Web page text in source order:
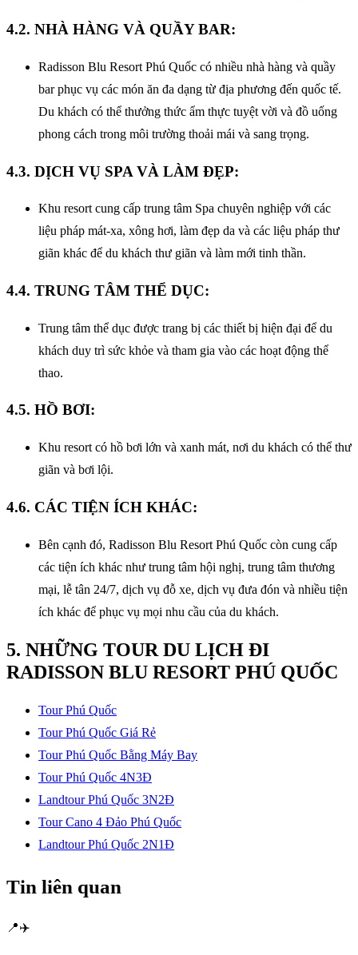
4.2. NHÀ HÀNG VÀ QUẦY BAR:
Radisson Blu Resort Phú Quốc có nhiều nhà hàng và quầy
bar phục vụ các món ăn đa dạng từ địa phương đến quốc tế.
Du khách có thể thưởng thức ẩm thực tuyệt vời và đồ uống
phong cách trong môi trường thoải mái và sang trọng.
4.3. DỊCH VỤ SPA VÀ LÀM ĐẸP:
Khu resort cung cấp trung tâm Spa chuyên nghiệp với các
liệu pháp mát-xa, xông hơi, làm đẹp da và các liệu pháp thư
giãn khác để du khách thư giãn và làm mới tinh thần.
4.4. TRUNG TÂM THỂ DỤC:
Trung tâm thể dục được trang bị các thiết bị hiện đại để du
khách duy trì sức khỏe và tham gia vào các hoạt động thể
thao.
4.5. HỒ BƠI:
Khu resort có hồ bơi lớn và xanh mát, nơi du khách có thể thư
giãn và bơi lội.
4.6. CÁC TIỆN ÍCH KHÁC:
Bên cạnh đó, Radisson Blu Resort Phú Quốc còn cung cấp
các tiện ích khác như trung tâm hội nghị, trung tâm thương
mại, lễ tân 24/7, dịch vụ đỗ xe, dịch vụ đưa đón và nhiều tiện
ích khác để phục vụ mọi nhu cầu của du khách.
5. NHỮNG TOUR DU LỊCH ĐI
RADISSON BLU RESORT PHÚ QUỐC
Tour Phú Quốc
Tour Phú Quốc Giá Rẻ
Tour Phú Quốc Bằng Máy Bay
Tour Phú Quốc 4N3Đ
Landtour Phú Quốc 3N2Đ
Tour Cano 4 Đảo Phú Quốc
Landtour Phú Quốc 2N1Đ
Tin liên quan
📍✈️